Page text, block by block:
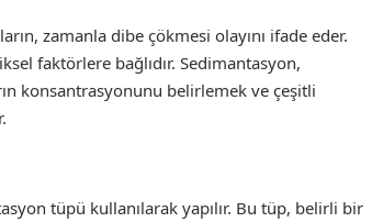
zamanla dibe çökmesi olayını ifade eder.
faktörlere bağlıdır. Sedimantasyon,
konsantrasyonunu belirlemek ve çeşitli
tüpü kullanılarak yapılır. Bu tüp, belirli bir